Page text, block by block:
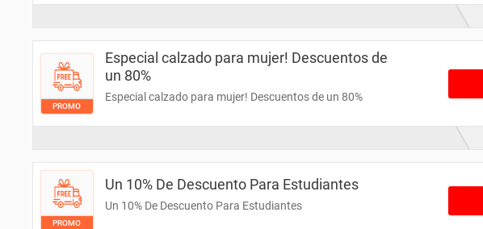
PROMO
Especial calzado para mujer! Descuentos de
un 80%
Especial calzado para mujer! Descuentos de un 80%
PROMO
Un 10% De Descuento Para Estudiantes
Un 10% De Descuento Para Estudiantes